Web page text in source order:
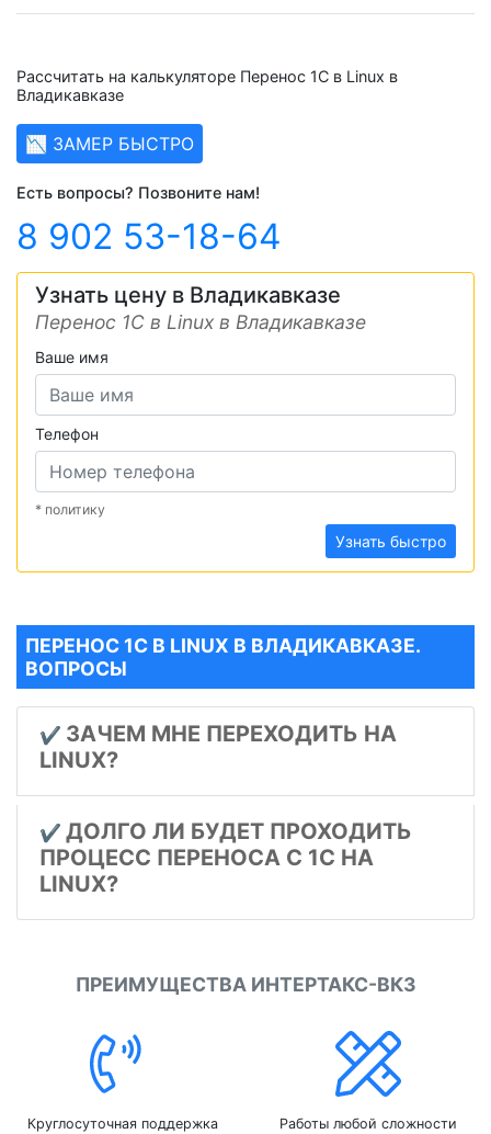
Рассчитать на калькуляторе Перенос 1С в Linux в
Владикавказе
📉 ЗАМЕР БЫСТРО
Есть вопросы? Позвоните нам!
8 902 53-18-64
Узнать цену в Владикавказе
Перенос 1С в Linux в Владикавказе
Ваше имя
Телефон
* политику
Узнать быстро
ПЕРЕНОС 1С В LINUX В ВЛАДИКАВКАЗЕ.
ВОПРОСЫ
✔️ ЗАЧЕМ МНЕ ПЕРЕХОДИТЬ НА
LINUX?
✔️ ДОЛГО ЛИ БУДЕТ ПРОХОДИТЬ
ПРОЦЕСС ПЕРЕНОСА С 1С НА
LINUX?
ПРЕИМУЩЕСТВА ИНТЕРТАКС-ВКЗ
Круглосуточная поддержка Работы любой сложности